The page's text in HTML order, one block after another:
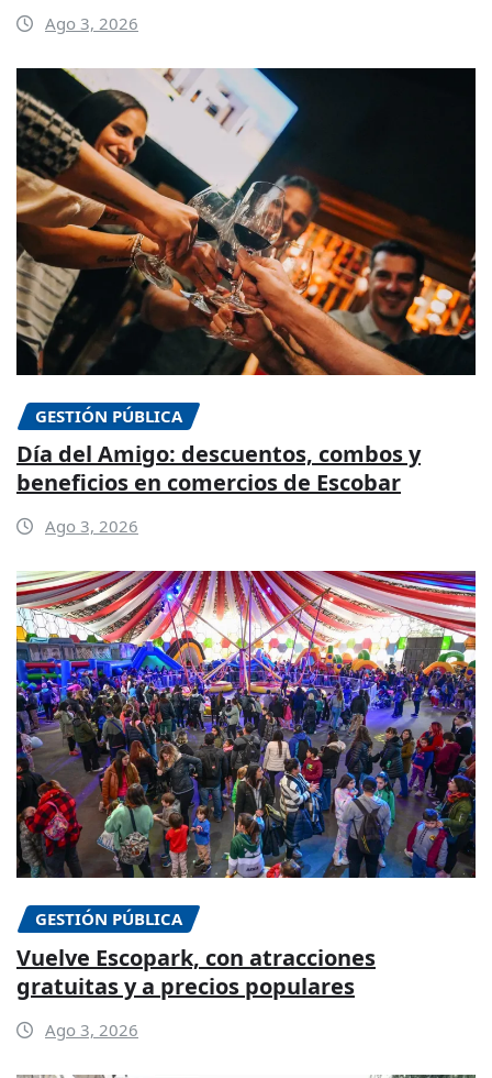
Ago 3, 2026
GESTIÓN PÚBLICA
Día del Amigo: descuentos, combos y
beneficios en comercios de Escobar
Ago 3, 2026
GESTIÓN PÚBLICA
Vuelve Escopark, con atracciones
gratuitas y a precios populares
Ago 3, 2026